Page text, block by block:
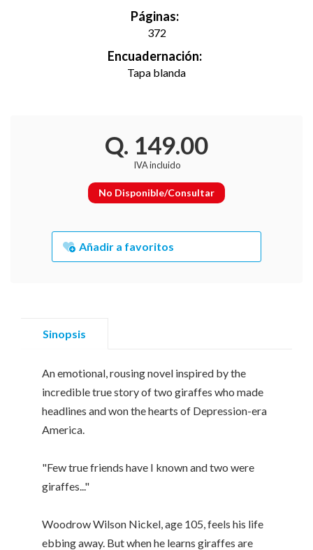
Páginas:
372
Encuadernación:
Tapa blanda
Q. 149.00
IVA incluido
No Disponible/Consultar
Añadir a favoritos
Sinopsis
An emotional, rousing novel inspired by the
incredible true story of two giraffes who made
headlines and won the hearts of Depression-era
America.
"Few true friends have I known and two were
giraffes..."
Woodrow Wilson Nickel, age 105, feels his life
ebbing away. But when he learns giraffes are